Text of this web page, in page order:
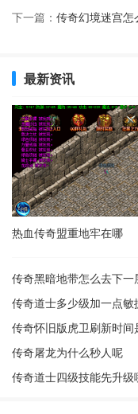
下一篇： 传奇幻境迷宫怎
最新资讯
热血传奇盟重地牢在哪
传奇黑暗地带怎么去下一
传奇道士多少级加一点敏
传奇怀旧版虎卫刷新时间
传奇屠龙为什么秒人呢
传奇道士四级技能先升级